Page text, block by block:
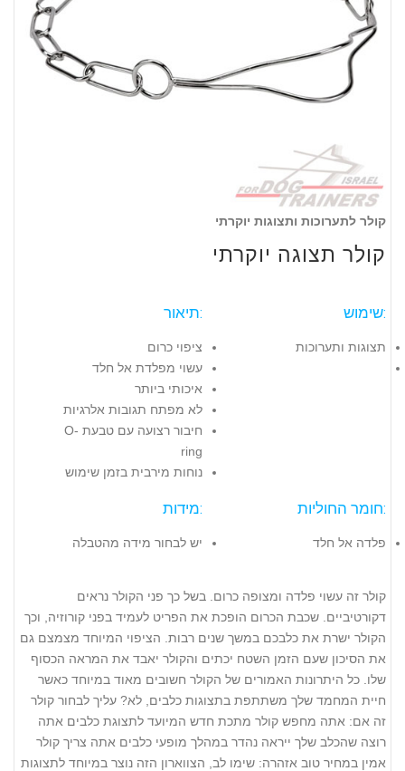
קולר לתערוכות ותצוגות יוקרתי
קולר תצוגה יוקרתי
תיאור:
ציפוי כרום
עשוי מפלדת אל חלד
איכותי ביותר
לא מפתח תגובות אלרגיות
חיבור רצועה עם טבעת O-
ring
נוחות מירבית בזמן שימוש
שימוש:
תצוגות ותערוכות
מידות:
יש לבחור מידה מהטבלה
חומר החוליות:
פלדה אל חלד
קולר זה עשוי פלדה ומצופה כרום. בשל כך פני הקולר נראים
דקורטיביים. שכבת הכרום הופכת את הפריט לעמיד בפני קורוזיה, וכך
הקולר ישרת את כלבכם במשך שנים רבות. הציפוי המיוחד מצמצם גם
את הסיכון שעם הזמן השטח יכתים והקולר יאבד את המראה הכסוף
שלו. כל היתרונות האמורים של הקולר חשובים מאוד במיוחד כאשר
חיית המחמד שלך משתתפת בתצוגות כלבים, לא? עליך לבחור קולר
זה אם: אתה מחפש קולר מתכת חדש המיועד לתצוגת כלבים אתה
רוצה שהכלב שלך ייראה נהדר במהלך מופעי כלבים אתה צריך קולר
אמין במחיר טוב אזהרה: שימו לב, הצווארון הזה נוצר במיוחד לתצוגות